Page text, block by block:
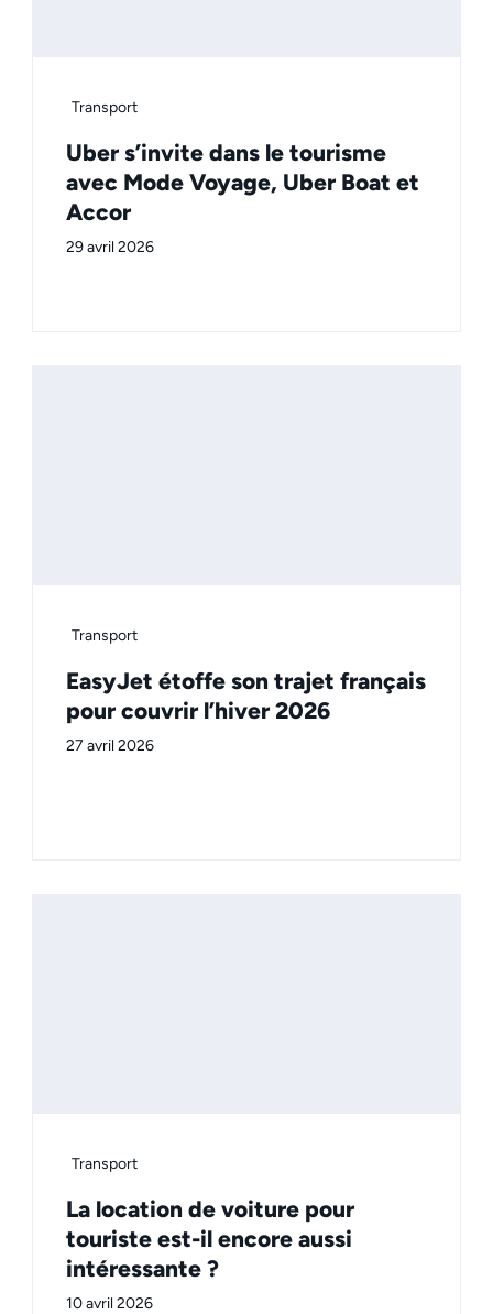
Transport
Uber s’invite dans le tourisme
avec Mode Voyage, Uber Boat et
Accor
29 avril 2026
Transport
EasyJet étoffe son trajet français
pour couvrir l’hiver 2026
27 avril 2026
Transport
La location de voiture pour
touriste est-il encore aussi
intéressante ?
10 avril 2026